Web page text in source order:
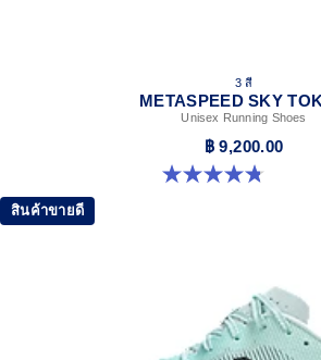
3 สี
METASPEED SKY
Unisex Running Shoes
฿ 9,200.00
4.8 จาก 5 ดาว 348 รีวิว
สินค้าขายดี